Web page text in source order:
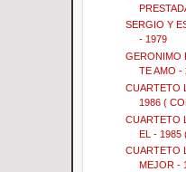
SERGIO Y
- 1979
GERONIMO
TE AMO -
CUARTETO
1986 (
CUARTETO
EL - 1985
CUARTETO
MEJOR -